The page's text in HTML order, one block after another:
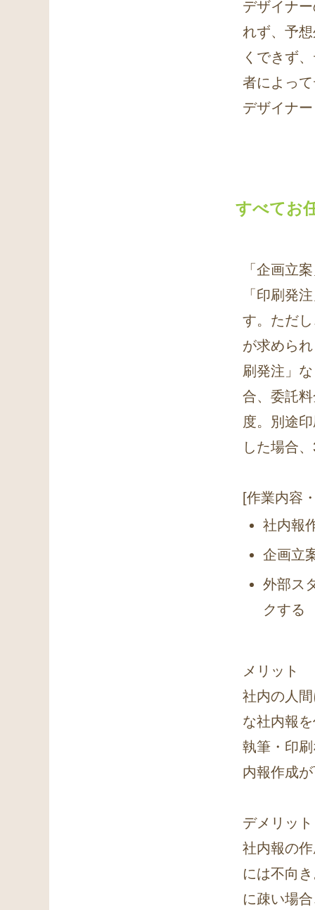
デザイナ
れず、予
くできず
者によっ
デザイナ
すべてお
「企画立
「印刷発
す。ただ
が求めら
刷発注」
合、委託
度。別途
した場合
[作業内容
社内報
企画立
外部ス
クする
メリット
社内の人
な社内報
執筆・印
内報作成
デメリット
社内報の
には不向
に疎い場